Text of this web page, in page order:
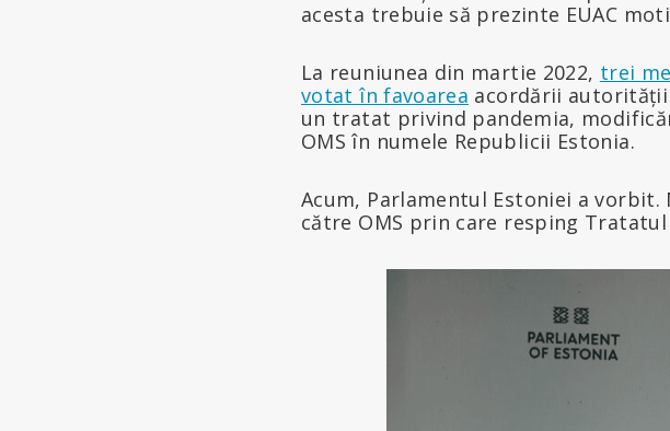
acesta trebuie să prezinte EUAC
La reuniunea din martie 2022, trei
votat în favoarea acordării autorității
un tratat privind pandemia,
OMS în numele Republicii Estonia.
Acum, Parlamentul Estoniei a
către OMS prin care resping